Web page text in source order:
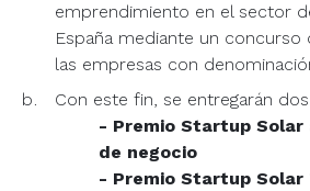
emprendimiento en el sector
España mediante un
las empresas con
Con este fin, se entregarán
- Premio Startup Solar
de negocio
- Premio Startup Solar